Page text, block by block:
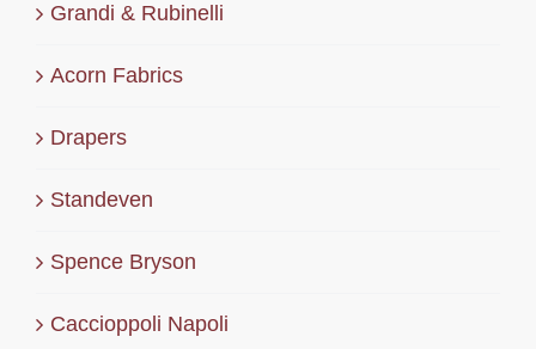
Grandi & Rubinelli
Acorn Fabrics
Drapers
Standeven
Spence Bryson
Caccioppoli Napoli